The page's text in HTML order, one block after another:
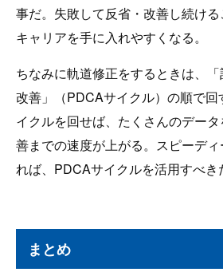
事だ。失敗して反省・改善し続け
キャリアを手に入れやすくなる。
ちなみに軌道修正をするときは
改善」（PDCAサイクル）の順で
イクルを回せば、たくさんのデー
善までの速度が上がる。スピーデ
れば、PDCAサイクルを活用すべき
まとめ